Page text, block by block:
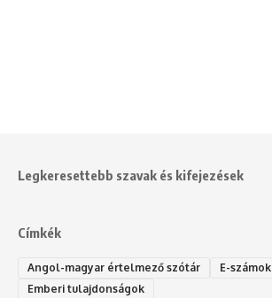
Legkeresettebb szavak és kifejezések
Címkék
Angol-magyar értelmező szótár E-számok
Emberi tulajdonságok